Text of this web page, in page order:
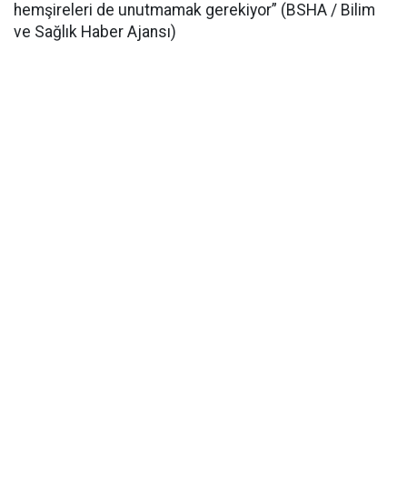
hemşireleri de unutmamak gerekiyor” (BSHA / Bilim
ve Sağlık Haber Ajansı)